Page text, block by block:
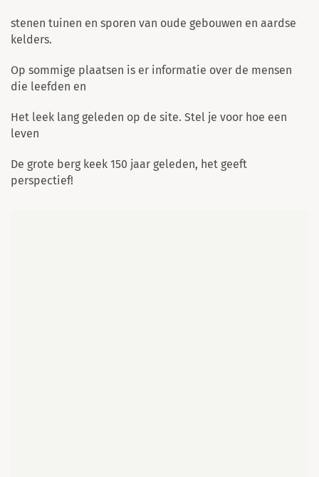
stenen tuinen en sporen van oude gebouwen en aardse
kelders.
Op sommige plaatsen is er informatie over de mensen
die leefden en
Het leek lang geleden op de site. Stel je voor hoe een
leven
De grote berg keek 150 jaar geleden, het geeft
perspectief!